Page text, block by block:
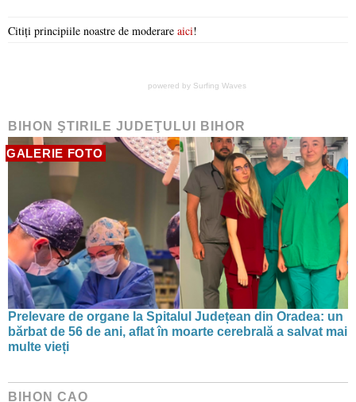
Citiți principiile noastre de moderare aici!
powered by Surfing Waves
BIHON ŞTIRILE JUDEŢULUI BIHOR
GALERIE FOTO
Prelevare de organe la Spitalul Județean din Oradea: un
bărbat de 56 de ani, aflat în moarte cerebrală a salvat mai
multe vieți
BIHON CAO